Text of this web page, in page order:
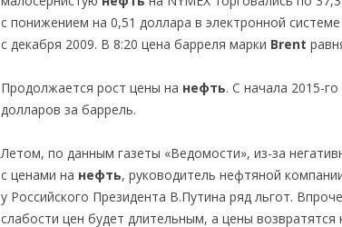
с понижением на 0,51 доллара в электронной
с декабря 2009. В 8:20 цена барреля марки Brent
Продолжается рост цены на нефть. С начала 2015-
долларов за баррель.
Летом, по данным газеты «Ведомости», из-за
с ценами на нефть, руководитель нефтяной
у Российского Президента В.Путина ряд льгот.
слабости цен будет длительным, а цены